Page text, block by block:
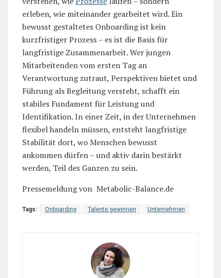
erleben, wie miteinander gearbeitet wird. Ein
bewusst gestaltetes Onboarding ist kein
kurzfristiger Prozess – es ist die Basis für
langfristige Zusammenarbeit. Wer jungen
Mitarbeitenden vom ersten Tag an
Verantwortung zutraut, Perspektiven bietet und
Führung als Begleitung versteht, schafft ein
stabiles Fundament für Leistung und
Identifikation. In einer Zeit, in der Unternehmen
flexibel handeln müssen, entsteht langfristige
Stabilität dort, wo Menschen bewusst
ankommen dürfen – und aktiv darin bestärkt
werden, Teil des Ganzen zu sein.
Pressemeldung von Metabolic-Balance.de
Tags: Onboarding Talente gewinnen Unternehmen